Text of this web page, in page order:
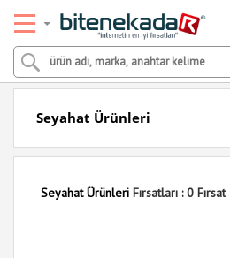
Seyahat Ürünleri
Seyahat Ürünleri Fırsatları : 0 Fırsat